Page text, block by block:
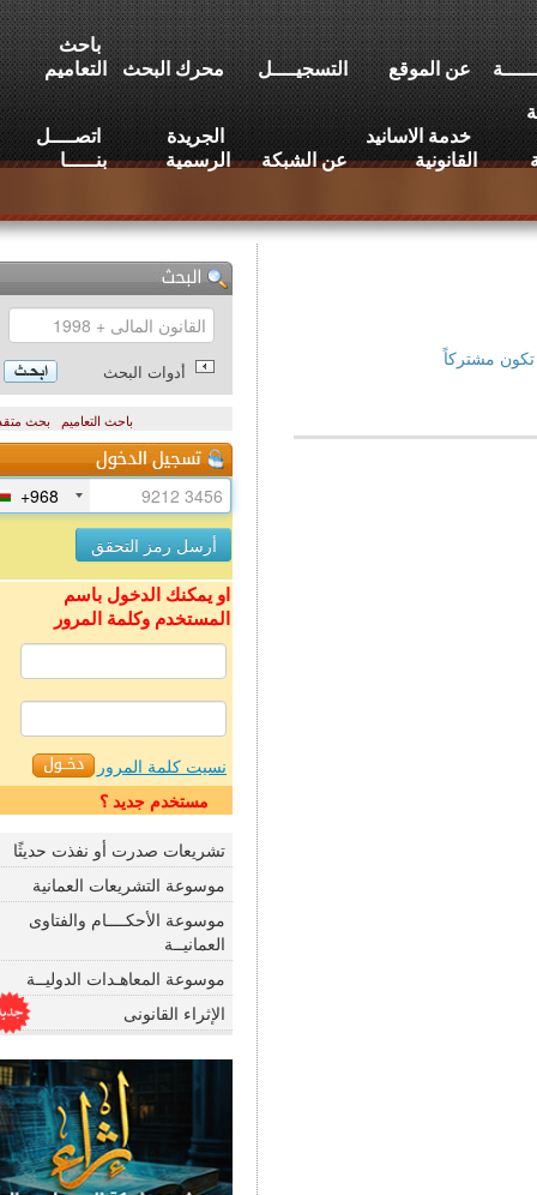
عن الموقع التسجيــــل محرك البحث
باحث
التعاميم
خدمة الاسانيد
القانونية
عن الشبكة
الجريدة
الرسمية
اتصــــل
بنـــــا
أدوات البحث
باحث التعاميم بحث متقدم
+968
او يمكنك الدخول باسم
المستخدم وكلمة المرور
نسيت كلمة المرور
مستخدم جديد ؟
تشريعات صدرت أو نفذت حديثًا
موسوعة التشريعات العمانية
موسوعة الأحكــــام والفتاوى
العمانيــة
موسوعة المعاهـدات الدوليــة
الإثراء القانونى